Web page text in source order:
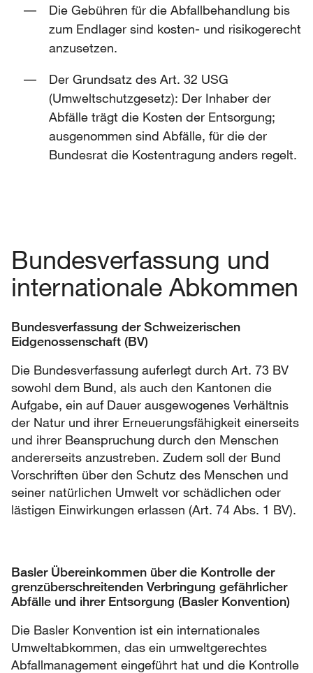
Die Gebühren für die Abfallbehandlung bis
zum Endlager sind kosten- und risikogerecht
anzusetzen.
Der Grundsatz des Art. 32 USG
(Umweltschutzgesetz): Der Inhaber der
Abfälle trägt die Kosten der Entsorgung;
ausgenommen sind Abfälle, für die der
Bundesrat die Kostentragung anders regelt.
Bundesverfassung und
internationale Abkommen
Bundesverfassung der Schweizerischen
Eidgenossenschaft (BV)
Die Bundesverfassung auferlegt durch Art. 73 BV
sowohl dem Bund, als auch den Kantonen die
Aufgabe, ein auf Dauer ausgewogenes Verhältnis
der Natur und ihrer Erneuerungsfähigkeit einerseits
und ihrer Beanspruchung durch den Menschen
andererseits anzustreben. Zudem soll der Bund
Vorschriften über den Schutz des Menschen und
seiner natürlichen Umwelt vor schädlichen oder
lästigen Einwirkungen erlassen (Art. 74 Abs. 1 BV).
Basler Übereinkommen über die Kontrolle der
grenzüberschreitenden Verbringung gefährlicher
Abfälle und ihrer Entsorgung (Basler Konvention)
Die Basler Konvention ist ein internationales
Umweltabkommen, das ein umweltgerechtes
Abfallmanagement eingeführt hat und die Kontrolle